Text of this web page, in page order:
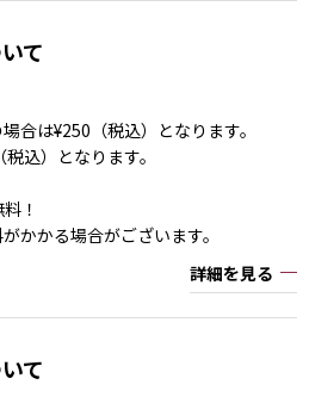
て
合は¥250（税込）となります。
込）となります。
！
かかる場合がございます。
詳細を見る
て